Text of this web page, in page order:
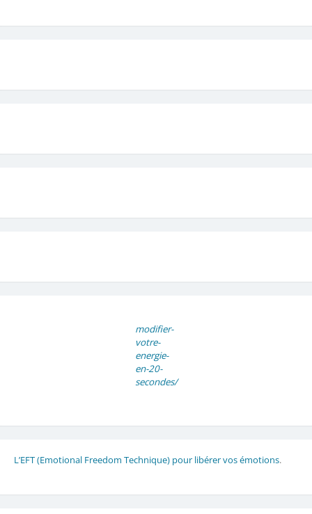
modifier-
votre-
energie-
en-20-
secondes/
L’EFT (Emotional Freedom Technique) pour libérer vos émotions.